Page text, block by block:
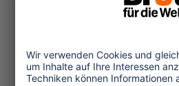
beobachten und im
und auch der
bleiben. Die